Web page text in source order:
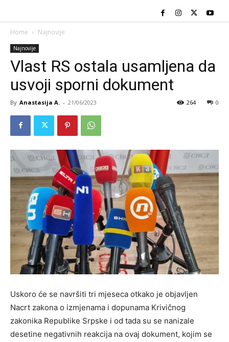
Home Najnovije
Najnovije
Vlast RS ostala usamljena da
usvoji sporni dokument
By Anastasija A. - 21/06/2023 0
264
Uskoro će se navršiti tri mjeseca otkako je objavljen
Nacrt zakona o izmjenama i dopunama Krivičnog
zakonika Republike Srpske i od tada su se nanizale
desetine negativnih reakcija na ovaj dokument, kojim se